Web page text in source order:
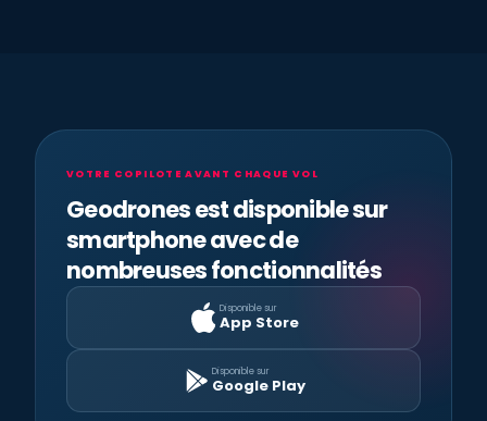
VOTRE COPILOTE AVANT CHAQUE VOL
Geodrones est disponible sur
smartphone avec de
nombreuses fonctionnalités
Disponible sur
App Store
Disponible sur
Google Play